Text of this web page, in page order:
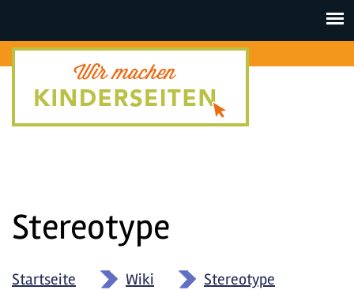
Toggle
Stereotype
Startseite » Wiki » Stereotype